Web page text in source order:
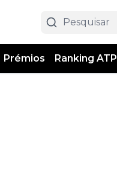
Prémios Ranking ATP